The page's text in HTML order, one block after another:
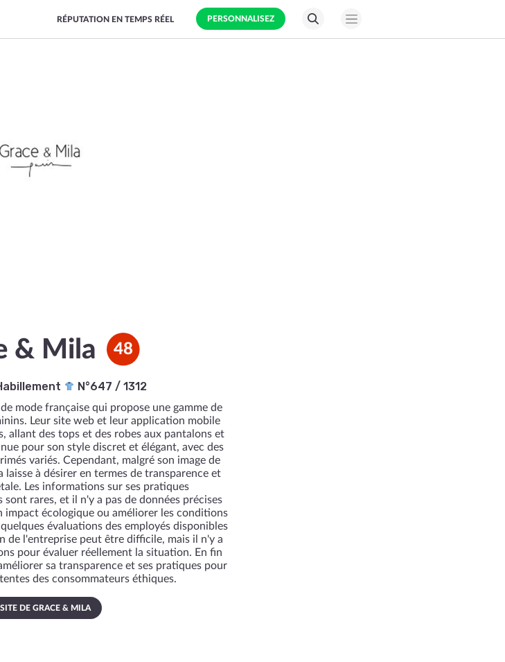
PERSONNALISEZ
RÉPUTATION EN TEMPS RÉEL
& Mila 48
N°647 / 1312
mode française qui propose une gamme de
Leur site web et leur application mobile
allant des tops et des robes aux pantalons et
pour son style discret et élégant, avec des
variés. Cependant, malgré son image de
laisse à désirer en termes de transparence et
Les informations sur ses pratiques
rares, et il n'y a pas de données précises
impact écologique ou améliorer les conditions
évaluations des employés disponibles
de l'entreprise peut être difficile, mais il n'y a
pour évaluer réellement la situation. En fin
sa transparence et ses pratiques pour
des consommateurs éthiques.
SITE DE GRACE & MILA